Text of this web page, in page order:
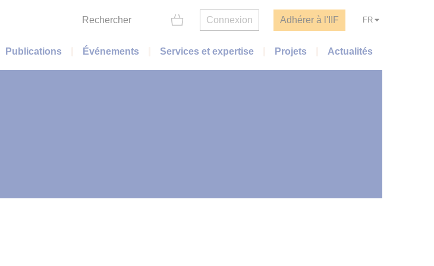
Rechercher Connexion Adhérer à l'IIF FR
Publications Événements Services et expertise Projets Actualités